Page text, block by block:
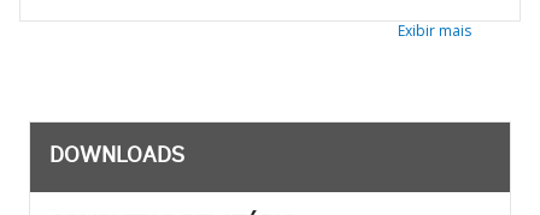
Exibir mais
DOWNLOADS